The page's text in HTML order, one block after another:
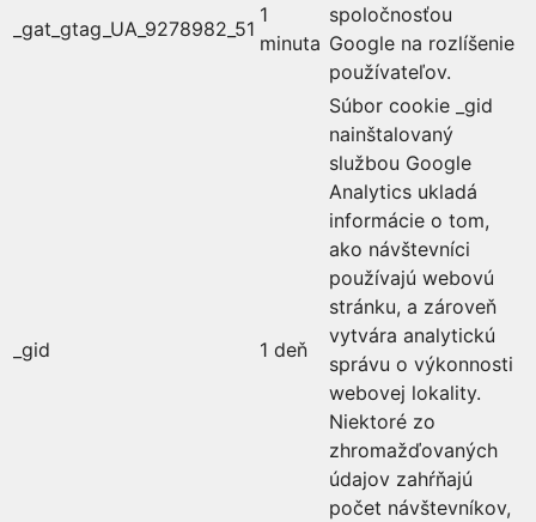
_gat_gtag_UA_9278982_51
1
minuta
spoločnosťou
Google na rozlíšenie
používateľov.
_gid 1 deň
Súbor cookie _gid
nainštalovaný
službou Google
Analytics ukladá
informácie o tom,
ako návštevníci
používajú webovú
stránku, a zároveň
vytvára analytickú
správu o výkonnosti
webovej lokality.
Niektoré zo
zhromažďovaných
údajov zahŕňajú
počet návštevníkov,